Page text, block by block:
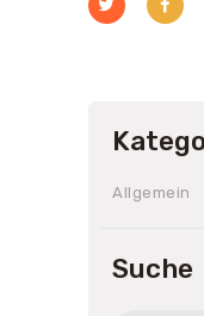
Allgemein
Suche